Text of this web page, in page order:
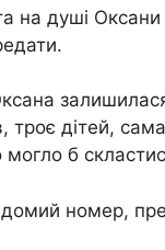
душі Оксани
дітей,
б
номер,